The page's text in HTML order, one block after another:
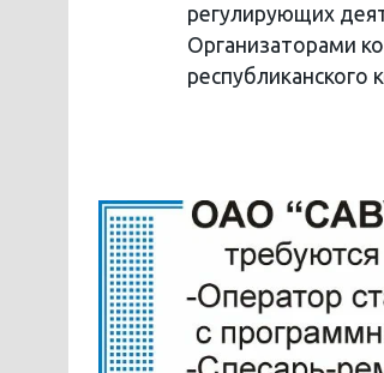
регулирующих
Организаторами